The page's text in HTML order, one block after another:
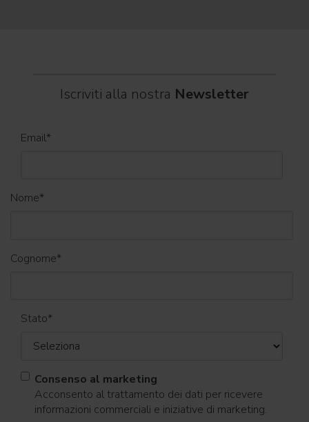
Iscriviti alla nostra Newsletter
Email*
Nome*
Cognome*
Stato*
Consenso al marketing
Acconsento al trattamento dei dati per ricevere
informazioni commerciali e iniziative di marketing.